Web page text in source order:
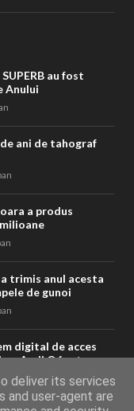
au fost
Anului
ani de tahograf
a produs
trimis anul acesta
de gunoi
digital de acces
Audi Q6 e-tron
deliver its services
and user-agent are